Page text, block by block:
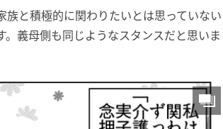
と積極的に関わりたいとは思っていない
義母側も同じようなスタンスだと思いま